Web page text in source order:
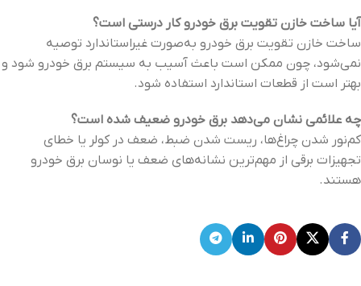
آیا ساخت خازن تقویت برق خودرو کار درستی است؟
ساخت خازن تقویت برق خودرو به‌صورت غیراستاندارد توصیه
نمی‌شود، چون ممکن است باعث آسیب به سیستم برق خودرو شود و
بهتر است از قطعات استاندارد استفاده شود.
چه علائمی نشان می‌دهد برق خودرو ضعیف شده است؟
کم‌نور شدن چراغ‌ها، ریست شدن ضبط، ضعف در کولر یا خطای
تجهیزات برقی از مهم‌ترین نشانه‌های ضعف یا نوسان برق خودرو
هستند.